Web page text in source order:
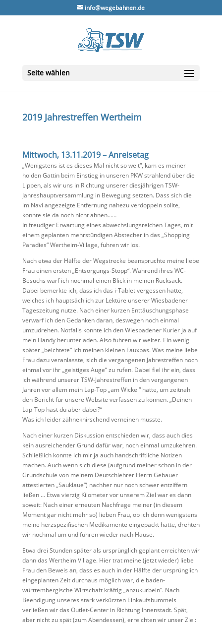
info@wegebahnen.de
Seite wählen
2019 Jahrestreffen Wertheim
Mittwoch, 13.11.2019 – Anreisetag
„Wenigstens ist es dieses Mal nicht so weit“, kam es meiner
holden Gattin beim Einstieg in unseren PKW strahlend über die
Lippen, als wir uns in Richtung unserer diesjährigen TSW-
Jahreshauptversammlung in Bewegung setzten. Dass sich die
im Navi angezeigte Entfernung nahezu verdoppeln sollte,
konnte sie da noch nicht ahnen……
In freudiger Erwartung eines abwechslungsreichen Tages, mit
einem geplanten mehrstündigen Abstecher in das „Shopping
Paradies“ Wertheim-Village, fuhren wir los.
Nach etwa der Hälfte der Wegstrecke beanspruchte meine liebe
Frau einen ersten „Entsorgungs-Stopp“. Während ihres WC-
Besuchs warf ich nochmal einen Blick in meinen Rucksack.
Dabei bemerkte ich, dass ich das i-Tablet vergessen hatte,
welches ich hauptsächlich zur Lektüre unserer Wiesbadener
Tageszeitung nutze. Nach einer kurzen Enttäuschungsphase
verwarf ich den Gedanken daran, deswegen noch einmal
umzudrehen. Notfalls konnte ich den Wiesbadener Kurier ja auf
mein Handy herunterladen. Also fuhren wir weiter. Ein wenig
später „beichtete“ ich meinen kleinen Fauxpas. Was meine liebe
Frau dazu veranlasste, sich die vergangenen Jahrestreffen noch
einmal vor ihr „geistiges Auge“ zu rufen. Dabei fiel ihr ein, dass
ich während unserer TSW-Jahrestreffen in den vergangenen
Jahren vor allem mein Lap-Top „am Wickel“ hatte, um zeitnah
den Bericht für unsere Website verfassen zu können. „Deinen
Lap-Top hast du aber dabei?“
Was ich leider zähneknirschend verneinen musste.
Nach einer kurzen Diskussion entschieden wir, dass auch dies
kein ausreichender Grund dafür war, noch einmal umzukehren.
Schließlich konnte ich mir ja auch handschriftliche Notizen
machen. Auch wenn sich diese (aufgrund meiner schon in der
Grundschule von meinem Deutschlehrer Herrn Gebauer
attestierten „Sauklaue“) nachher nur noch schwer entziffern
ließen … Etwa vierzig Kilometer vor unserem Ziel war es dann
soweit: Nach einer erneuten Nachfrage meiner (in diesem
Moment gar nicht mehr so) lieben Frau, ob ich denn wenigstens
meine herzspezifischen Medikamente eingepackt hätte, drehten
wir nochmal um und fuhren wieder nach Hause.
Etwa drei Stunden später als ursprünglich geplant erreichten wir
dann das Wertheim Village. Hier trat meine (jetzt wieder) liebe
Frau den Beweis an, dass es auch in der Hälfte der ursprünglich
eingeplanten Zeit durchaus möglich war, die baden-
württembergische Wirtschaft kräftig „anzukurbeln“. Nach
Beendigung unseres stark verkürzten Einkaufsbummels
verließen wir das Outlet-Center in Richtung Innenstadt. Spät,
aber nicht zu spät (zum Abendessen), erreichten wir unser Ziel: